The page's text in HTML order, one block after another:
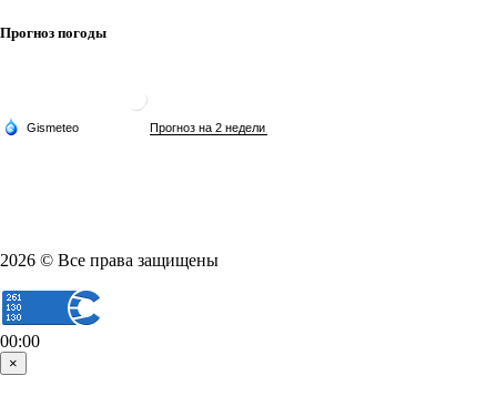
Прогноз погоды
2026 © Все права защищены
00:00
×